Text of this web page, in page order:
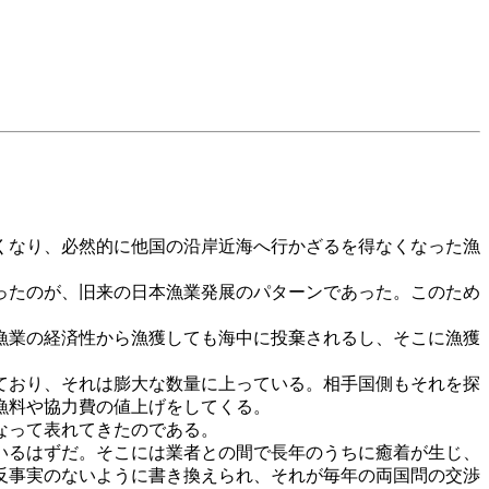
り、必然的に他国の沿岸近海へ行かざるを得なくなった漁
のが、旧来の日本漁業発展のパターンであった。このため
の経済性から漁獲しても海中に投棄されるし、そこに漁獲
り、それは膨大な数量に上っている。相手国側もそれを探
や協力費の値上げをしてくる。
て表れてきたのである。
はずだ。そこには業者との間で長年のうちに癒着が生じ、
実のないように書き換えられ、それが毎年の両国問の交渉